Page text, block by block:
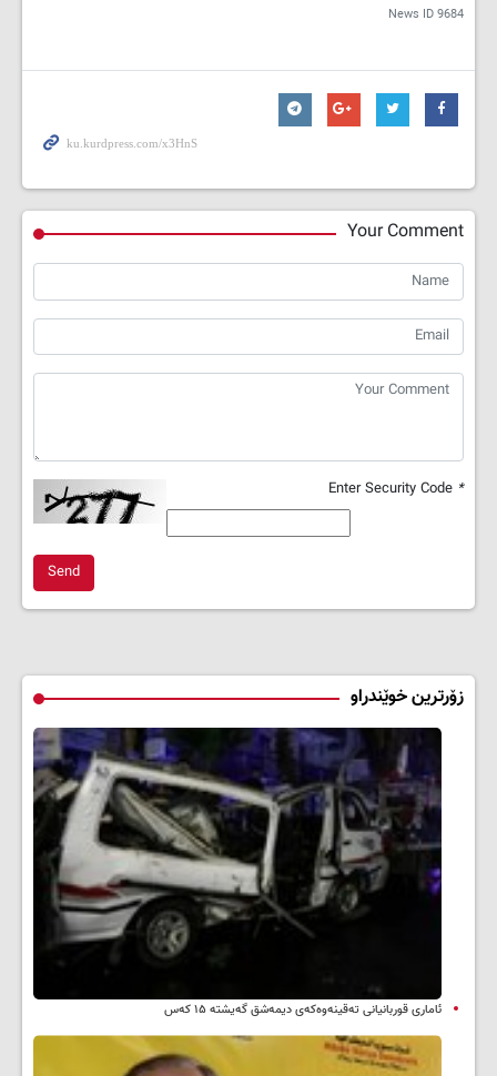
News ID9684
Your Comment
*
Send
زۆرترین خوێندراو
ئاماری قوربانیانی تەقینەوەکەی دیمەشق گەیشتە ۱۵ کەس